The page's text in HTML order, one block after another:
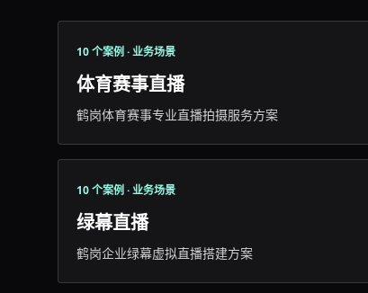
10 个案例 · 业务场景
体育赛事直播
鹤岗体育赛事专业直播拍摄服务方案
10 个案例 · 业务场景
绿幕直播
鹤岗企业绿幕虚拟直播搭建方案